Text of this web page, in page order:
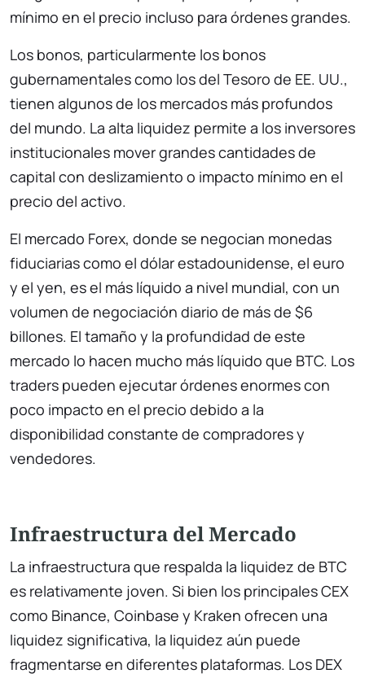
mínimo en el precio incluso para órdenes grandes.
Los bonos, particularmente los bonos
gubernamentales como los del Tesoro de EE. UU.,
tienen algunos de los mercados más profundos
del mundo. La alta liquidez permite a los inversores
institucionales mover grandes cantidades de
capital con deslizamiento o impacto mínimo en el
precio del activo.
El mercado Forex, donde se negocian monedas
fiduciarias como el dólar estadounidense, el euro
y el yen, es el más líquido a nivel mundial, con un
volumen de negociación diario de más de $6
billones. El tamaño y la profundidad de este
mercado lo hacen mucho más líquido que BTC. Los
traders pueden ejecutar órdenes enormes con
poco impacto en el precio debido a la
disponibilidad constante de compradores y
vendedores.
Infraestructura del Mercado
La infraestructura que respalda la liquidez de BTC
es relativamente joven. Si bien los principales CEX
como Binance, Coinbase y Kraken ofrecen una
liquidez significativa, la liquidez aún puede
fragmentarse en diferentes plataformas. Los DEX